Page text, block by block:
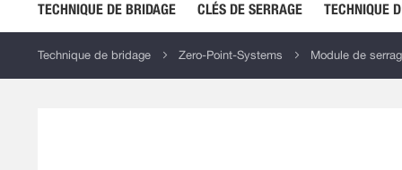
TECHNIQUE DE BRIDAGE CLÉS DE SERRAGE TECHNIQUE
Technique de bridage Zero-Point-Systems Module de